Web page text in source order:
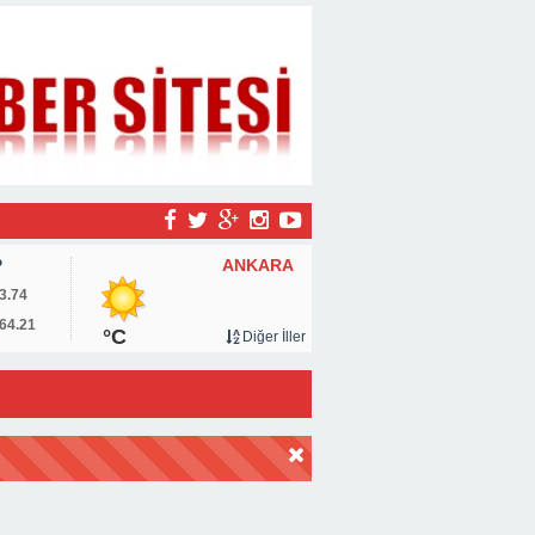
ANKARA
°C Diğer İller